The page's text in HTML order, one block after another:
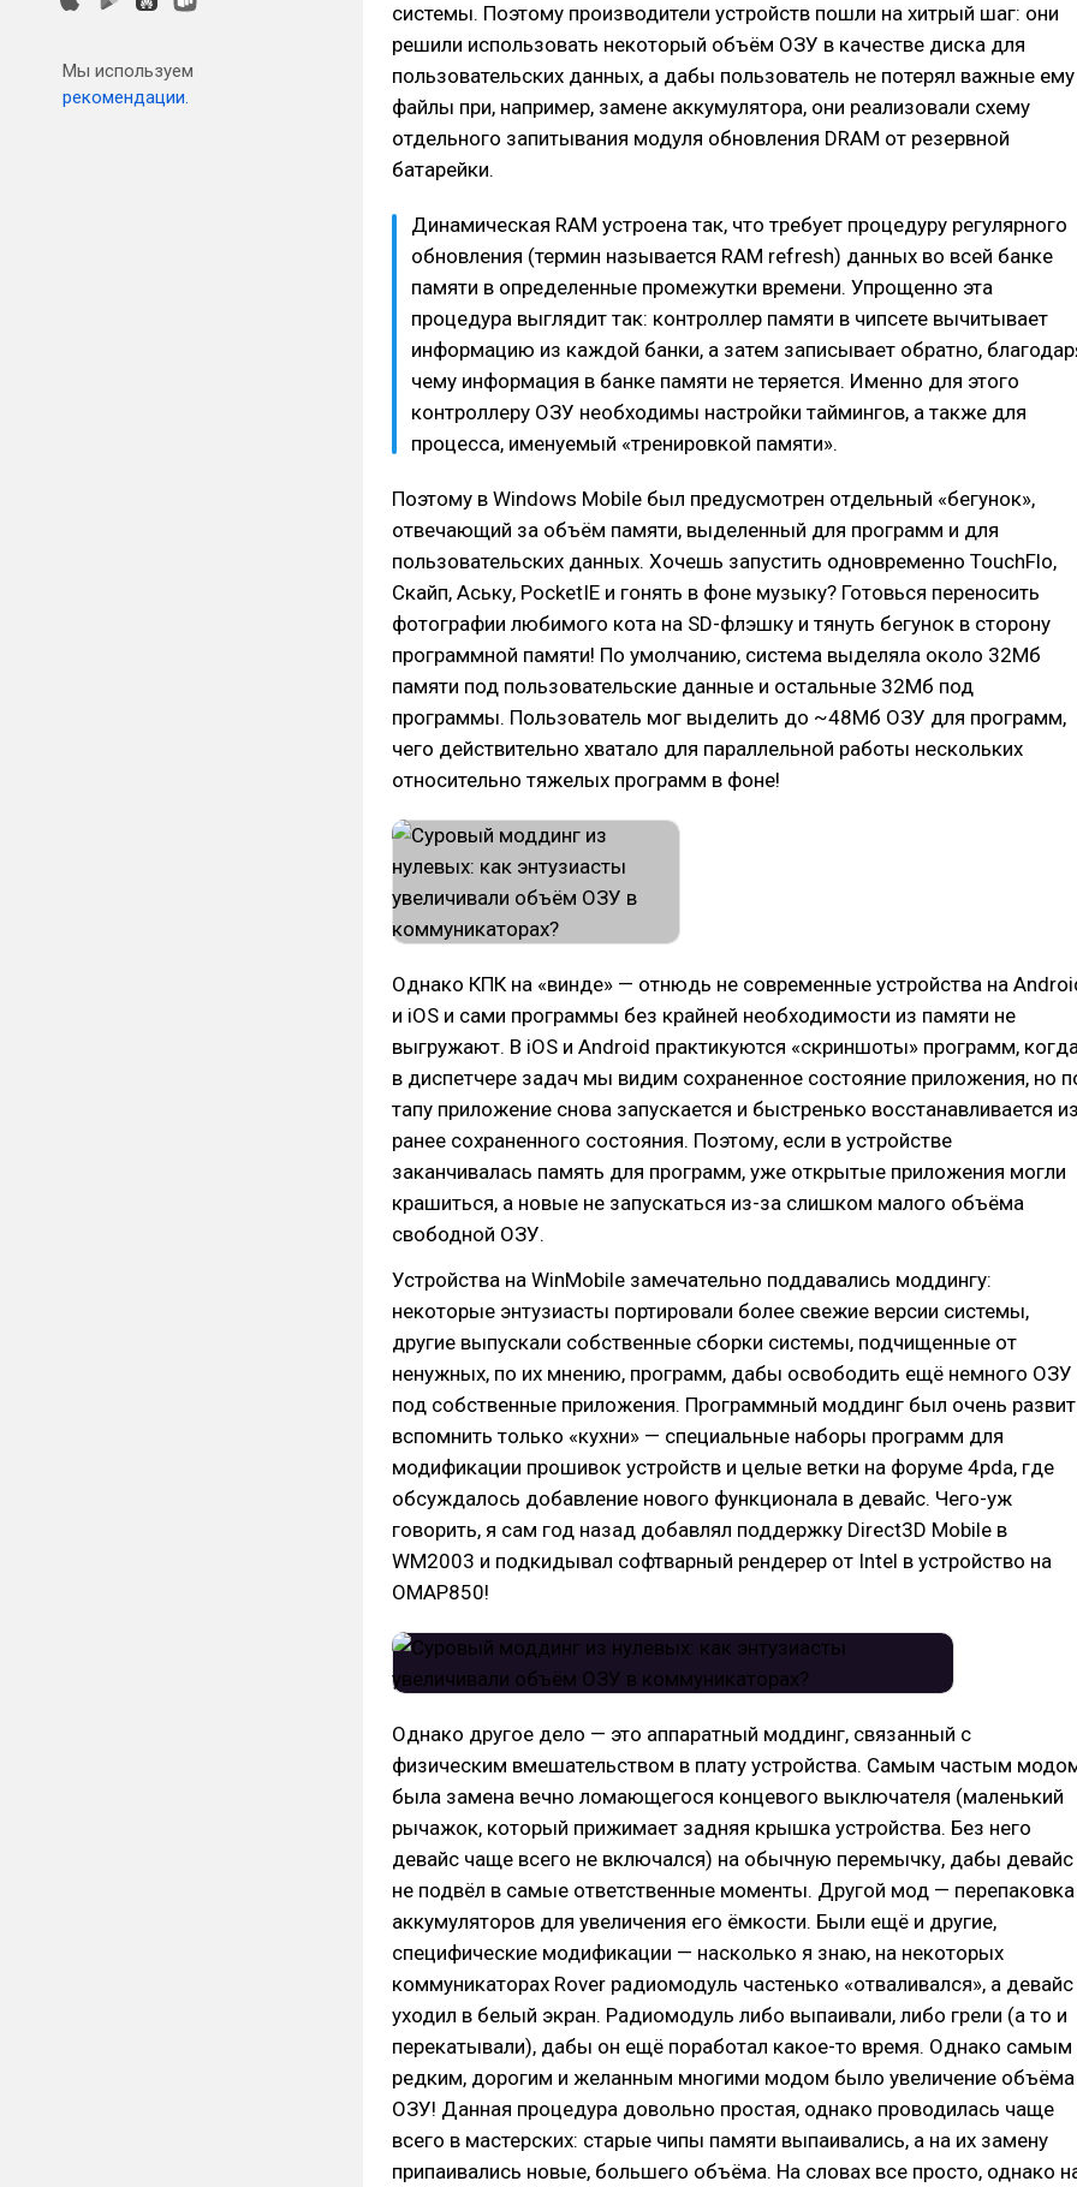
Мы используем
рекомендации.
системы. Поэтому производители устройств пошли на хитрый шаг: они
решили использовать некоторый объём ОЗУ в качестве диска для
пользовательских данных, а дабы пользователь не потерял важные ему
файлы при, например, замене аккумулятора, они реализовали схему
отдельного запитывания модуля обновления DRAM от резервной
батарейки.
Динамическая RAM устроена так, что требует процедуру регулярного
обновления (термин называется RAM refresh) данных во всей банке
памяти в определенные промежутки времени. Упрощенно эта
процедура выглядит так: контроллер памяти в чипсете вычитывает
информацию из каждой банки, а затем записывает обратно,
чему информация в банке памяти не теряется. Именно для этого
контроллеру ОЗУ необходимы настройки таймингов, а также для
процесса, именуемый «тренировкой памяти».
Поэтому в Windows Mobile был предусмотрен отдельный «бегунок»,
отвечающий за объём памяти, выделенный для программ и для
пользовательских данных. Хочешь запустить одновременно TouchFlo,
Скайп, Аську, PocketIE и гонять в фоне музыку? Готовься переносить
фотографии любимого кота на SD-флэшку и тянуть бегунок в сторону
программной памяти! По умолчанию, система выделяла около 32Мб
памяти под пользовательские данные и остальные 32Мб под
программы. Пользователь мог выделить до ~48Мб ОЗУ для программ,
чего действительно хватало для параллельной работы нескольких
относительно тяжелых программ в фоне!
Однако КПК на «винде» — отнюдь не современные устройства на
и iOS и сами программы без крайней необходимости из памяти не
выгружают. В iOS и Android практикуются «скриншоты» программ,
в диспетчере задач мы видим сохраненное состояние приложения, но
тапу приложение снова запускается и быстренько восстанавливается
ранее сохраненного состояния. Поэтому, если в устройстве
заканчивалась память для программ, уже открытые приложения могли
крашиться, а новые не запускаться из-за слишком малого объёма
свободной ОЗУ.
Устройства на WinMobile замечательно поддавались моддингу:
некоторые энтузиасты портировали более свежие версии системы,
другие выпускали собственные сборки системы, подчищенные от
ненужных, по их мнению, программ, дабы освободить ещё немного ОЗУ
под собственные приложения. Программный моддинг был очень
вспомнить только «кухни» — специальные наборы программ для
модификации прошивок устройств и целые ветки на форуме 4pda, где
обсуждалось добавление нового функционала в девайс. Чего-уж
говорить, я сам год назад добавлял поддержку Direct3D Mobile в
WM2003 и подкидывал софтварный рендерер от Intel в устройство на
OMAP850!
Однако другое дело — это аппаратный моддинг, связанный с
физическим вмешательством в плату устройства. Самым частым
была замена вечно ломающегося концевого выключателя (маленький
рычажок, который прижимает задняя крышка устройства. Без него
девайс чаще всего не включался) на обычную перемычку, дабы девайс
не подвёл в самые ответственные моменты. Другой мод — перепаковка
аккумуляторов для увеличения его ёмкости. Были ещё и другие,
специфические модификации — насколько я знаю, на некоторых
коммуникаторах Rover радиомодуль частенько «отваливался», а девайс
уходил в белый экран. Радиомодуль либо выпаивали, либо грели (а то и
перекатывали), дабы он ещё поработал какое-то время. Однако самым
редким, дорогим и желанным многими модом было увеличение объёма
ОЗУ! Данная процедура довольно простая, однако проводилась чаще
всего в мастерских: старые чипы памяти выпаивались, а на их замену
припаивались новые, большего объёма. На словах все просто, однако